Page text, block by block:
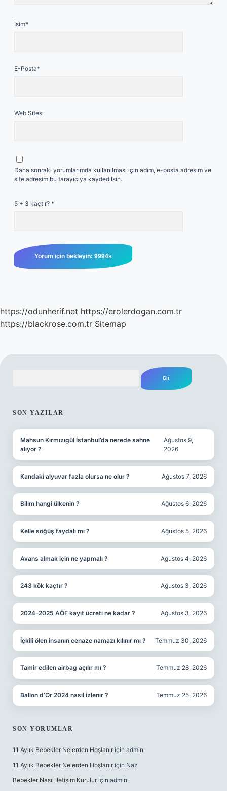
İsim*
E-Posta*
Web Sitesi
Daha sonraki yorumlarımda kullanılması için adım, e-posta adresim ve
site adresim bu tarayıcıya kaydedilsin.
5 + 3 kaçtır? *
https://odunherif.net https://erolerdogan.com.tr
https://blackrose.com.tr Sitemap
SON YAZILAR
Mahsun Kırmızıgül İstanbul’da nerede sahne
alıyor ?
Ağustos 9,
2026
Kandaki alyuvar fazla olursa ne olur ? Ağustos 7, 2026
Bilim hangi ülkenin ? Ağustos 6, 2026
Kelle söğüş faydalı mı ? Ağustos 5, 2026
Avans almak için ne yapmalı ? Ağustos 4, 2026
243 kök kaçtır ? Ağustos 3, 2026
2024-2025 AÖF kayıt ücreti ne kadar ? Ağustos 3, 2026
İçkili ölen insanın cenaze namazı kılınır mı ? Temmuz 30, 2026
Tamir edilen airbag açılır mı ? Temmuz 28, 2026
Ballon d’Or 2024 nasıl izlenir ? Temmuz 25, 2026
SON YORUMLAR
11 Aylık Bebekler Nelerden Hoşlanır için admin
11 Aylık Bebekler Nelerden Hoşlanır için Naz
Bebekler Nasıl Iletişim Kurulur için admin